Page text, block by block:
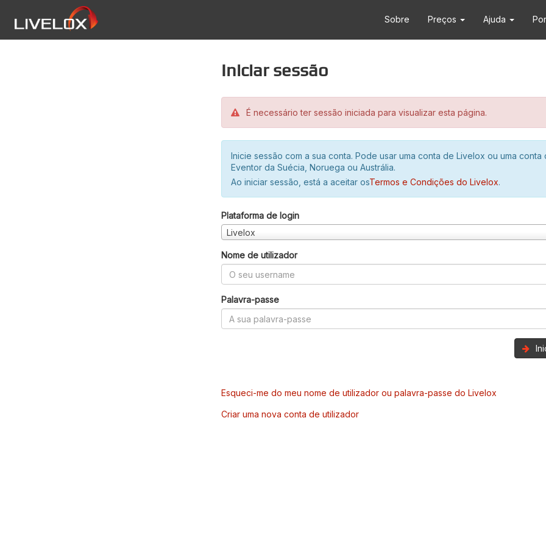
Sobre Preços Ajuda
Iniciar sessão
É necessário ter sessão iniciada para visualizar esta página.
Inicie sessão com a sua conta. Pode usar uma conta de Livelox ou uma conta
Eventor da Suécia, Noruega ou Austrália.
Ao iniciar sessão, está a aceitar osTermos e Condições do Livelox.
Plataforma de login
Livelox
Nome de utilizador
Palavra-passe
Esqueci-me do meu nome de utilizador ou palavra-passe do Livelox
Criar uma nova conta de utilizador